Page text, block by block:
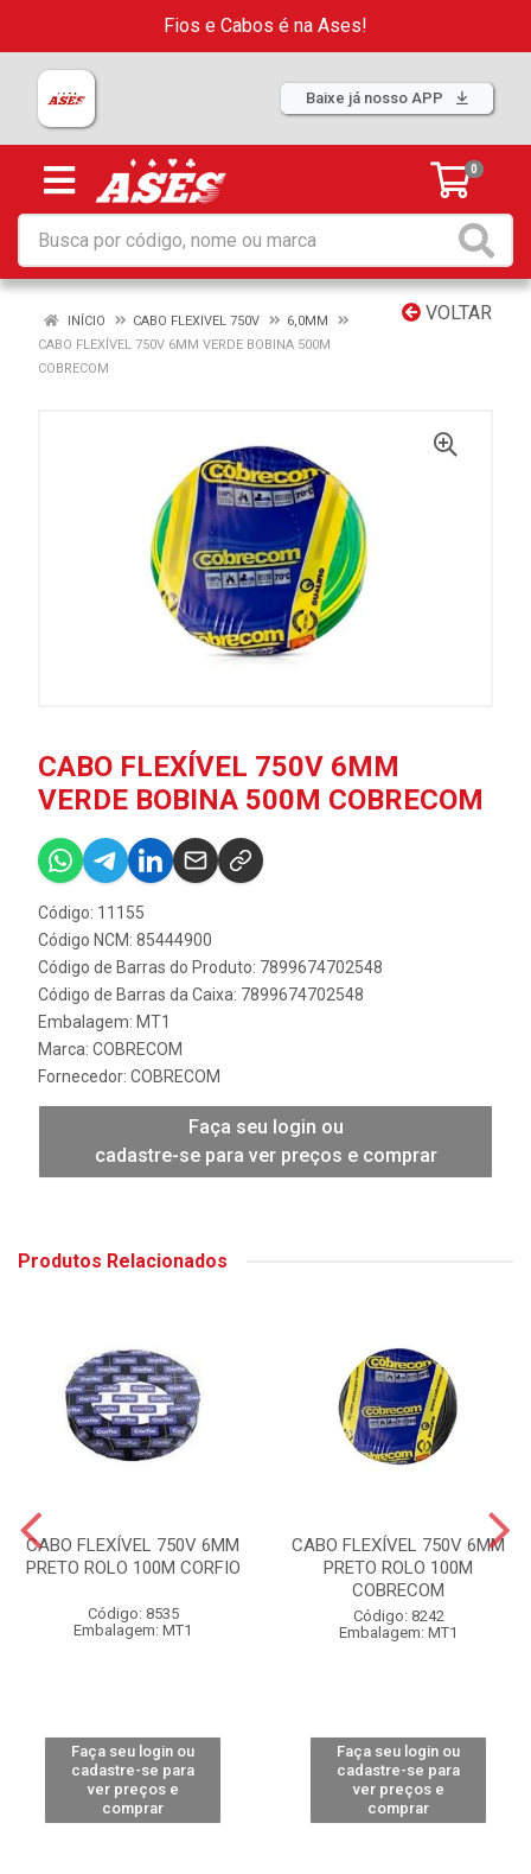
Fios e Cabos é na Ases!
Baixe já nosso APP
0
VOLTAR
INÍCIO CABO FLEXIVEL 750V
6,0MM
CABO FLEXÍVEL 750V 6MM VERDE BOBINA 500M
COBRECOM
CABO FLEXÍVEL 750V 6MM
VERDE BOBINA 500M COBRECOM
Código: 11155
Código NCM: 85444900
Código de Barras do Produto: 7899674702548
Código de Barras da Caixa: 7899674702548
Embalagem: MT1
Marca: COBRECOM
Fornecedor: COBRECOM
Faça seu login ou
cadastre-se para ver preços e comprar
Produtos Relacionados
CABO FLEXÍVEL 750V 6MM
PRETO ROLO 100M CORFIO
Código: 8535
Embalagem: MT1
Faça seu login ou
cadastre-se para
ver preços e
comprar
CABO FLEXÍVEL 750V 6MM
PRETO ROLO 100M
COBRECOM
Código: 8242
Embalagem: MT1
Faça seu login ou
cadastre-se para
ver preços e
comprar